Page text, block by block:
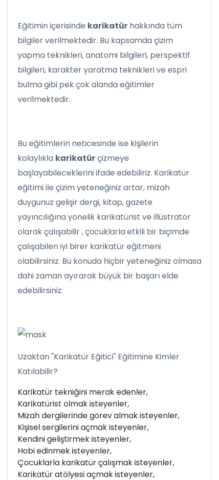
Eğitimin içerisinde karikatür hakkında tüm
bilgiler verilmektedir. Bu kapsamda çizim
yapma teknikleri, anatomi bilgileri, perspektif
bilgileri, karakter yaratma teknikleri ve espri
bulma gibi pek çok alanda eğitimler
verilmektedir.
Bu eğitimlerin neticesinde ise kişilerin
kolaylıkla karikatürçizmeye
başlayabileceklerini ifade edebiliriz. Karikatür
eğitimi ile çizim yeteneğiniz artar, mizah
duygunuz gelişir dergi, kitap, gazete
yayıncılığına yönelik karikatürist ve illüstratör
olarak çalışabilir , çocuklarla etkili bir biçimde
çalışabilen iyi birer karikatür eğitmeni
olabilirsiniz. Bu konuda hiçbir yeteneğiniz olmasa
dahi zaman ayırarak büyük bir başarı elde
edebilirsiniz.
Uzaktan "Karikatür Eğitici" Eğitimine Kimler
Katılabilir?
Karikatür tekniğini merak edenler,
Karikatürist olmak isteyenler,
Mizah dergilerinde görev almak isteyenler,
Kişisel sergilerini açmak isteyenler,
Kendini geliştirmek isteyenler,
Hobi edinmek isteyenler,
Çocuklarla karikatür çalışmak isteyenler,
Karikatür atölyesi açmak isteyenler,